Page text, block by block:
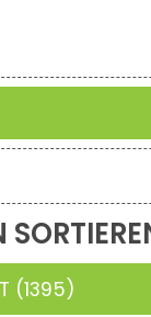
(1395)